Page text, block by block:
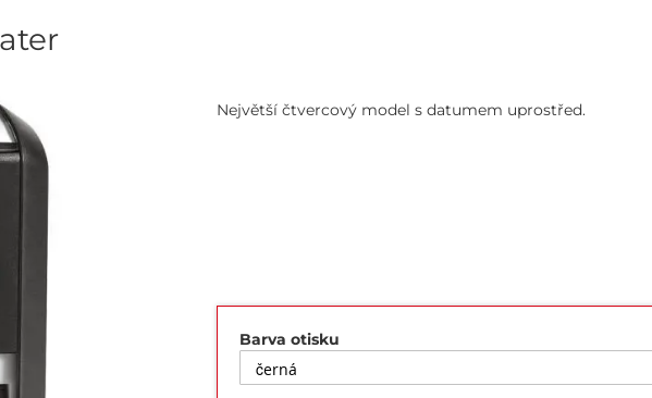
Největší čtvercový model s datumem uprostřed.
Barva otisku